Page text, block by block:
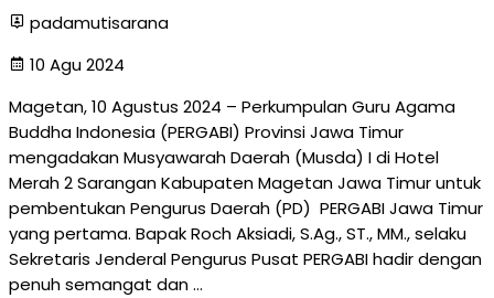
padamutisarana
10 Agu 2024
Magetan, 10 Agustus 2024 – Perkumpulan Guru Agama
Buddha Indonesia (PERGABI) Provinsi Jawa Timur
mengadakan Musyawarah Daerah (Musda) I di Hotel
Merah 2 Sarangan Kabupaten Magetan Jawa Timur untuk
pembentukan Pengurus Daerah (PD) PERGABI Jawa Timur
yang pertama. Bapak Roch Aksiadi, S.Ag., ST., MM., selaku
Sekretaris Jenderal Pengurus Pusat PERGABI hadir dengan
penuh semangat dan …